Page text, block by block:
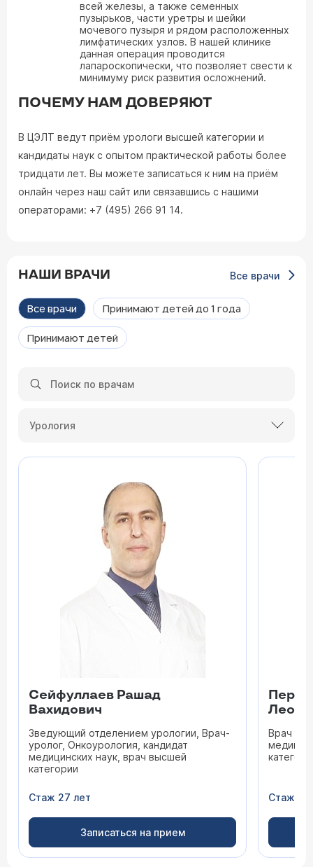
всей железы, а также семенных
пузырьков, части уретры и шейки
мочевого пузыря и рядом расположенных
лимфатических узлов. В нашей клинике
данная операция проводится
лапароскопически, что позволяет свести к
минимуму риск развития осложнений.
ПОЧЕМУ НАМ ДОВЕРЯЮТ
В ЦЭЛТ ведут приём урологи высшей категории и
кандидаты наук с опытом практической работы более
тридцати лет. Вы можете записаться к ним на приём
онлайн через наш сайт или связавшись с нашими
операторами: +7 (495) 266 91 14.
НАШИ ВРАЧИ Все врачи
Все врачи Принимают детей до 1 года
Принимают детей
Урология
Сейфуллаев Рашад
Вахидович
Зведующий отделением урологии, Врач-
уролог, Онкоурология, кандидат
медицинских наук, врач высшей
категории
Стаж 27 лет
Записаться на прием
Врач
Стаж 45